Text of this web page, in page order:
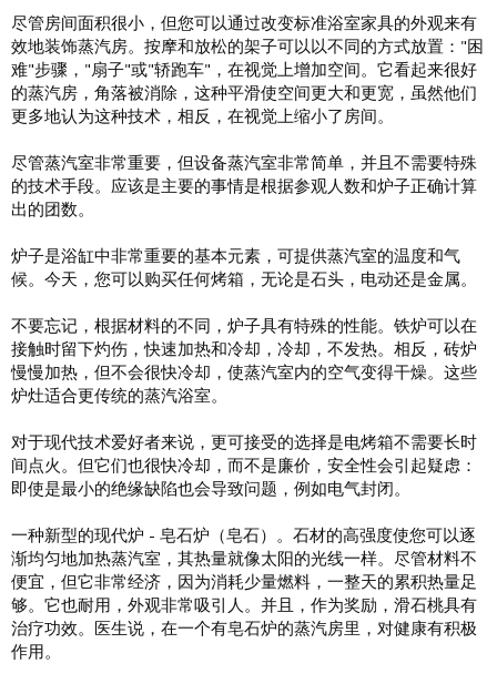
尽管房间面积很小，但您可以通过改变标准浴室家具的外观来有
效地装饰蒸汽房。按摩和放松的架子可以以不同的方式放置："困
难"步骤，"扇子"或"轿跑车"，在视觉上增加空间。它看起来很好
的蒸汽房，角落被消除，这种平滑使空间更大和更宽，虽然他们
更多地认为这种技术，相反，在视觉上缩小了房间。
尽管蒸汽室非常重要，但设备蒸汽室非常简单，并且不需要特殊
的技术手段。应该是主要的事情是根据参观人数和炉子正确计算
出的团数。
炉子是浴缸中非常重要的基本元素，可提供蒸汽室的温度和气
候。今天，您可以购买任何烤箱，无论是石头，电动还是金属。
不要忘记，根据材料的不同，炉子具有特殊的性能。铁炉可以在
接触时留下灼伤，快速加热和冷却，冷却，不发热。相反，砖炉
慢慢加热，但不会很快冷却，使蒸汽室内的空气变得干燥。这些
炉灶适合更传统的蒸汽浴室。
对于现代技术爱好者来说，更可接受的选择是电烤箱不需要长时
间点火。但它们也很快冷却，而不是廉价，安全性会引起疑虑：
即使是最小的绝缘缺陷也会导致问题，例如电气封闭。
一种新型的现代炉 - 皂石炉（皂石）。石材的高强度使您可以逐
渐均匀地加热蒸汽室，其热量就像太阳的光线一样。尽管材料不
便宜，但它非常经济，因为消耗少量燃料，一整天的累积热量足
够。它也耐用，外观非常吸引人。并且，作为奖励，滑石桃具有
治疗功效。医生说，在一个有皂石炉的蒸汽房里，对健康有积极
作用。